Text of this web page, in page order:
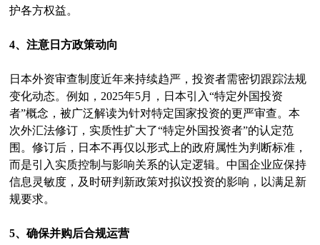
护各方权益。
4、注意日方政策动向
日本外资审查制度近年来持续趋严，投资者需密切跟踪法规
变化动态。例如，2025年5月，日本引入“特定外国投资
者”概念，被广泛解读为针对特定国家投资的更严审查。本
次外汇法修订，实质性扩大了“特定外国投资者”的认定范
围。修订后，日本不再仅以形式上的政府属性为判断标准，
而是引入实质控制与影响关系的认定逻辑。中国企业应保持
信息灵敏度，及时研判新政策对拟议投资的影响，以满足新
规要求。
5、确保并购后合规运营